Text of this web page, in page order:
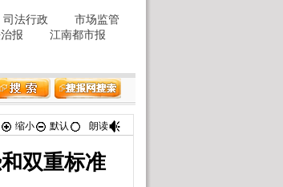
缩小 默认 朗读
双重标准